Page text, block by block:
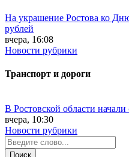
На украшение Ростова ко
рублей
вчера, 16:08
Новости рубрики
Транспорт и дороги
В Ростовской области
вчера, 10:30
Новости рубрики